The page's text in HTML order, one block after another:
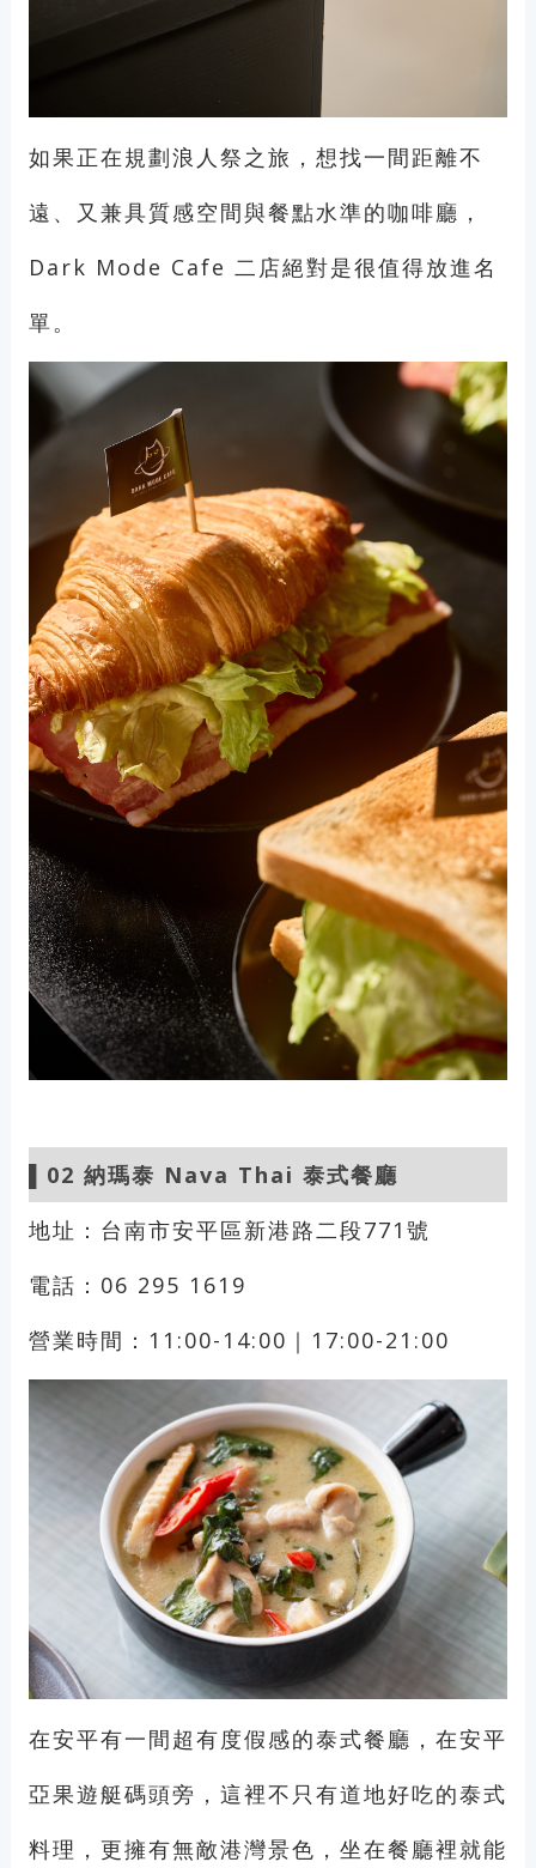
如果正在規劃浪人祭之旅，想找一間距離不
遠、又兼具質感空間與餐點水準的咖啡廳，
Dark Mode Cafe 二店絕對是很值得放進名
單。
▌02 納瑪泰 Nava Thai 泰式餐廳
地址：台南市安平區新港路二段771號
電話：06 295 1619
營業時間：11:00-14:00｜17:00-21:00
在安平有一間超有度假感的泰式餐廳，在安平
亞果遊艇碼頭旁，這裡不只有道地好吃的泰式
料理，更擁有無敵港灣景色，坐在餐廳裡就能